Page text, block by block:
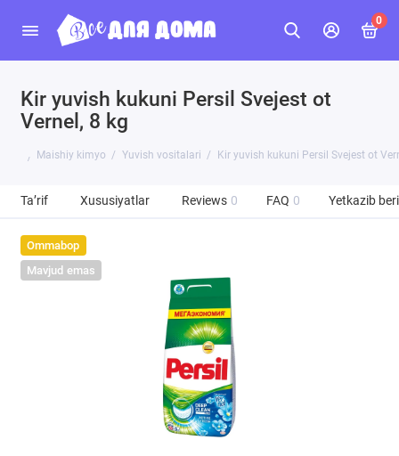
0
Kir yuvish kukuni Persil Svejest ot
Vernel, 8 kg
Maishiy kimyo Yuvish vositalari Kir yuvish kukuni Persil Svejest ot
Ta’rif Xususiyatlar Reviews 0 FAQ 0 Yetkazib
Ommabop
Mavjud emas